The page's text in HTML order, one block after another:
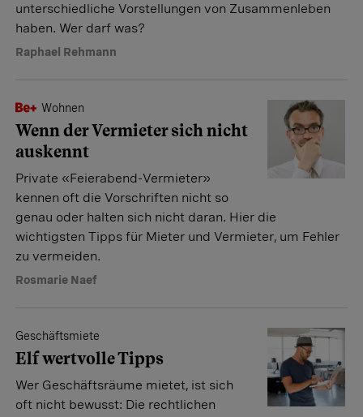
unterschiedliche Vorstellungen von Zusammenleben
haben. Wer darf was?
Raphael Rehmann
Wohnen
Wenn der Vermieter sich nicht
auskennt
Private «Feierabend-Vermieter»
kennen oft die Vorschriften nicht so
genau oder halten sich nicht daran. Hier die
wichtigsten Tipps für Mieter und Vermieter, um Fehler
zu vermeiden.
Rosmarie Naef
Geschäftsmiete
Elf wertvolle Tipps
Wer Geschäftsräume mietet, ist sich
oft nicht bewusst: Die rechtlichen